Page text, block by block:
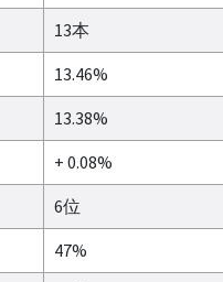
13本
13.46%
13.38%
+ 0.08%
6位
47%